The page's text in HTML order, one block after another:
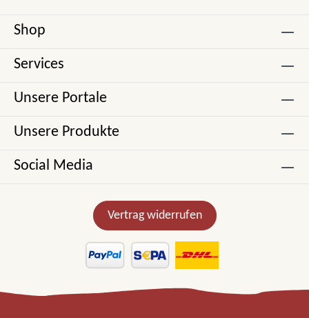
Shop
Services
Unsere Portale
Unsere Produkte
Social Media
Vertrag widerrufen